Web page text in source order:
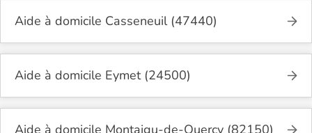
Aide à domicile Casseneuil (47440)
Aide à domicile Eymet (24500)
Aide à domicile Montaigu-de-Quercy (82150)